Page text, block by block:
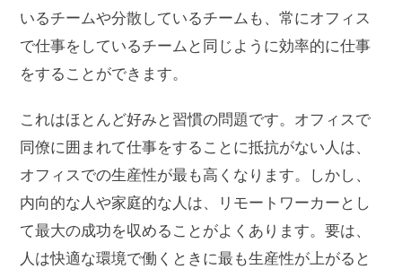
いるチームや分散しているチームも、常にオフィス
で仕事をしているチームと同じように効率的に仕事
をすることができます。
これはほとんど好みと習慣の問題です。オフィスで
同僚に囲まれて仕事をすることに抵抗がない人は、
オフィスでの生産性が最も高くなります。しかし、
内向的な人や家庭的な人は、リモートワーカーとし
て最大の成功を収めることがよくあります。要は、
人は快適な環境で働くときに最も生産性が上がると